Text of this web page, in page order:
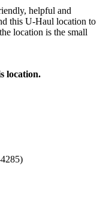
helpful and
this U-Haul location to
location is the small
location.